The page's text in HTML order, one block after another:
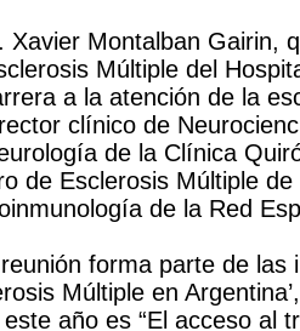
Xavier Montalban Gairin,
Múltiple del
a la atención de la
clínico de
de la Clínica
de Esclerosis Múltiple
de la Red
forma parte de las
Múltiple en
este año es “El acceso al